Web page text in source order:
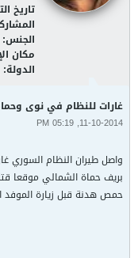
تاريخ
الجنس:
مكان
الدولة:
غارات للنظام في نوى
11-10-2014, 05:19 PM
واصل طيران النظام السوري
بريف حماة الشمالي موقعا
حمص هدنة قبل زيارة الموفد